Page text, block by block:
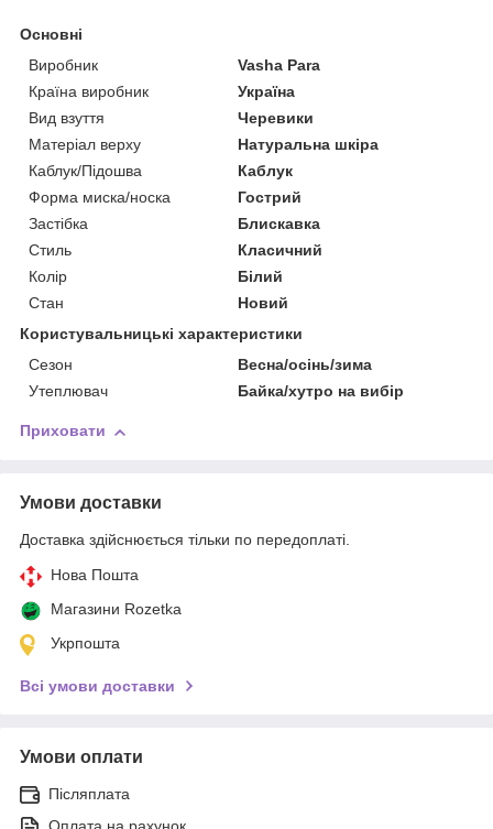
Основні
Виробник
Vasha Para
Країна виробник
Україна
Вид взуття
Черевики
Матеріал верху
Натуральна шкіра
Каблук/Підошва
Каблук
Форма миска/носка
Гострий
Застібка
Блискавка
Стиль
Класичний
Колір
Білий
Стан
Новий
Користувальницькі характеристики
Сезон
Весна/осінь/зима
Утеплювач
Байка/хутро на вибір
Приховати
Умови доставки
Доставка здійснюється тільки по передоплаті.
Нова Пошта
Магазини Rozetka
Укрпошта
Всі умови доставки
Умови оплати
Післяплата